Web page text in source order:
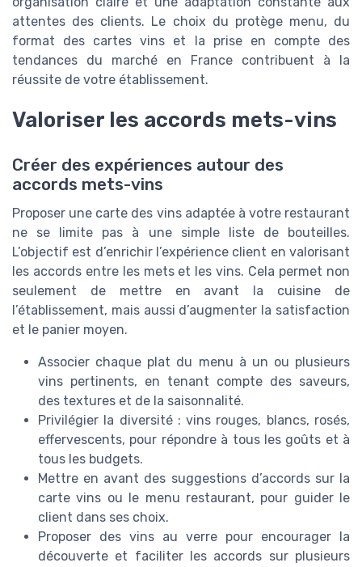
attentes des clients. Le choix du protège menu, du
format des cartes vins et la prise en compte des
tendances du marché en France contribuent à la
réussite de votre établissement.
Valoriser les accords mets-vins
Créer des expériences autour des
accords mets-vins
Proposer une carte des vins adaptée à votre restaurant
ne se limite pas à une simple liste de bouteilles.
L’objectif est d’enrichir l’expérience client en valorisant
les accords entre les mets et les vins. Cela permet non
seulement de mettre en avant la cuisine de
l’établissement, mais aussi d’augmenter la satisfaction
et le panier moyen.
Associer chaque plat du menu à un ou plusieurs
vins pertinents, en tenant compte des saveurs,
des textures et de la saisonnalité.
Privilégier la diversité : vins rouges, blancs, rosés,
effervescents, pour répondre à tous les goûts et à
tous les budgets.
Mettre en avant des suggestions d’accords sur la
carte vins ou le menu restaurant, pour guider le
client dans ses choix.
Proposer des vins au verre pour encourager la
découverte et faciliter les accords sur plusieurs